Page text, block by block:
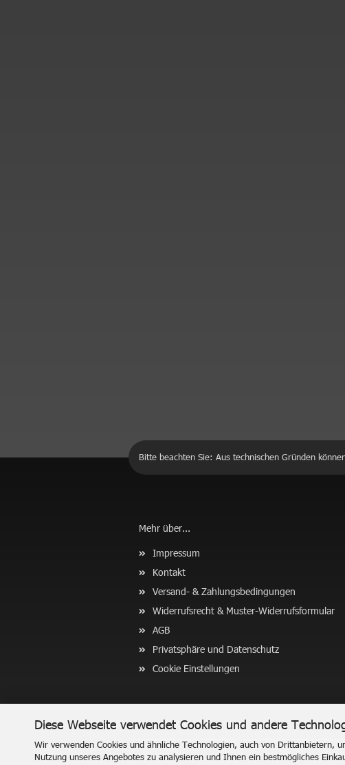
Diese Webseite verwendet Cookies und andere
Wir verwenden Cookies und ähnliche Technologien, auch von Drittanbietern,
Nutzung unseres Angebotes zu analysieren und Ihnen ein bestmögliches
Bitte beachten Sie: Aus technischen Gründen
Mehr über...
Impressum
Kontakt
Versand- & Zahlungsbedingungen
Widerrufsrecht & Muster-Widerrufsformular
AGB
Privatsphäre und Datenschutz
Cookie Einstellungen